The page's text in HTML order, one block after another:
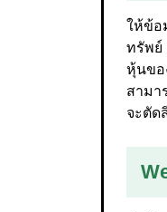
ให้ข้อ
ทรัพย์
หุ้นขอ
สามา
จะตัด